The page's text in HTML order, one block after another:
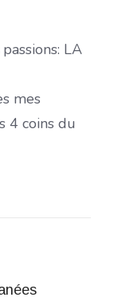
LA
mes
4 coins du